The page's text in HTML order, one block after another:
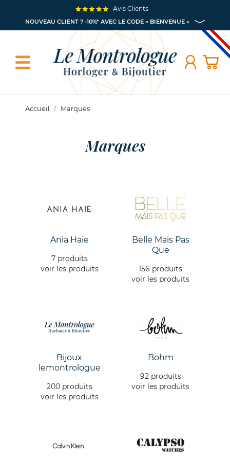
NOUVEAU CLIENT ? -10%* AVEC LE CODE « BIENVENUE »
Avis Clients
Accueil Marques
Marques
Ania Haie
7 produits
voir les produits
Belle Mais Pas
Que
156 produits
voir les produits
Bijoux
lemontrologue
200 produits
voir les produits
Bohm
92 produits
voir les produits